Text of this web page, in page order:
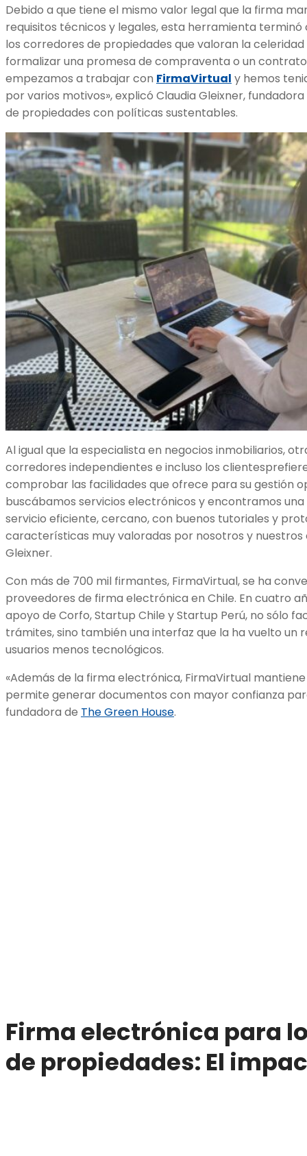
Debido a que tiene el mismo valor legal que la firma
requisitos técnicos y legales, esta herramienta
los corredores de propiedades que valoran la
formalizar una promesa de compraventa o un contrato
empezamos a trabajar con FirmaVirtual y hemos
por varios motivos», explicó Claudia Gleixner,
de propiedades con políticas sustentables.
Al igual que la especialista en negocios inmobiliarios,
corredores independientes e incluso los
comprobar las facilidades que ofrece para su gestión
buscábamos servicios electrónicos y encontramos
servicio eficiente, cercano, con buenos tutoriales y
características muy valoradas por nosotros y nuestros
Gleixner.
Con más de 700 mil firmantes, FirmaVirtual, se ha
proveedores de firma electrónica en Chile. En cuatro
apoyo de Corfo, Startup Chile y Startup Perú, no sólo
trámites, sino también una interfaz que la ha vuelto un
usuarios menos tecnológicos.
«Además de la firma electrónica, FirmaVirtual
permite generar documentos con mayor confianza
fundadora de The Green House.
Firma electrónica para
de propiedades: El